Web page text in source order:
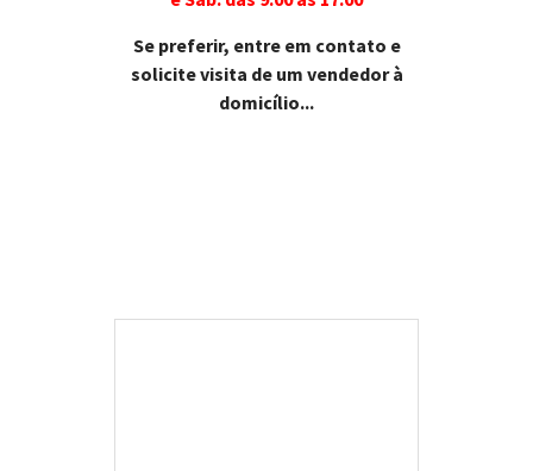
Se preferir, entre em contato e
solicite visita de um vendedor à
domicílio...